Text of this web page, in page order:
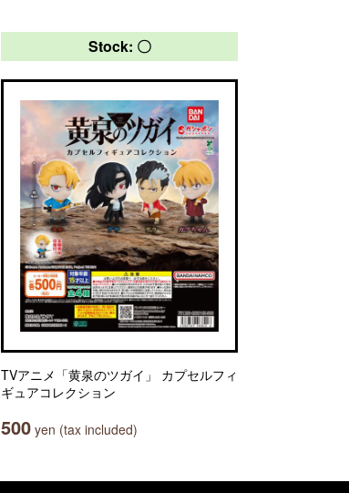
Stock: 〇
TVアニメ「黄泉のツガイ」 カプセルフィ
ギュアコレクション
500 yen (tax included)